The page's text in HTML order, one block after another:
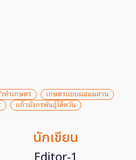
ทำเกษตร
เกษตรแบบผสมผสาน
แก้วมังกรพันธุ์ไต้หวัน
นักเขียน